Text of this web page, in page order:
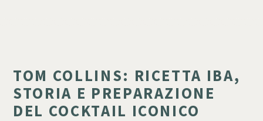
TOM COLLINS: RICETTA IBA,
STORIA E PREPARAZIONE
DEL COCKTAIL ICONICO